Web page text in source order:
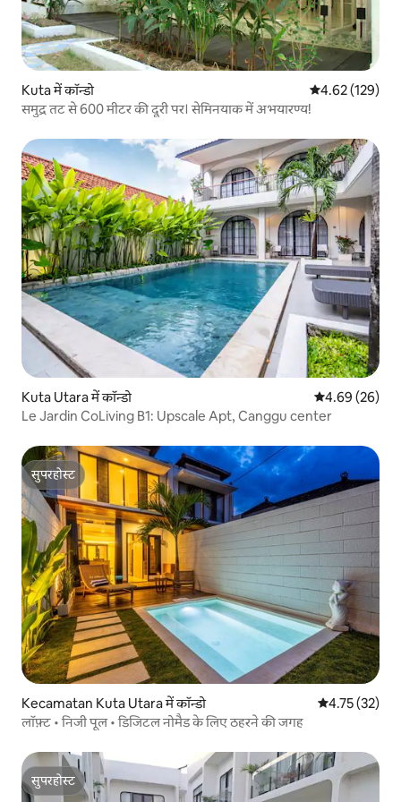
Kuta में कॉन्डो औसत रेटिंग 5 में से
4.62 (129)
समुद्र तट से 600 मीटर की दूरी पर। सेमिनयाक में अभयारण्य!
Kuta Utara में कॉन्डो औसत रेटिंग 5 में
4.69 (26)
Le Jardin CoLiving B1: Upscale Apt, Canggu center
सुपरहोस्ट
सुपरहोस्ट
Kecamatan Kuta Utara में कॉन्डो औसत रेटिंग 5 में
4.75 (32)
लॉफ़्ट • निजी पूल • डिजिटल नोमैड के लिए ठहरने की जगह
सुपरहोस्ट
सुपरहोस्ट